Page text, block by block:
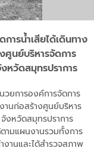
ารน้ำเสียได้เดินทาง
ศูนย์บริหารจัดการ
หวัดสมุทรปราการ
ยการองค์การจัดการ
านก่อสร้างศูนย์บริหาร
งหวัดสมุทรปราการ
ามแผนงานรวมทั้งการ
งานและได้สำรวจสภาพ